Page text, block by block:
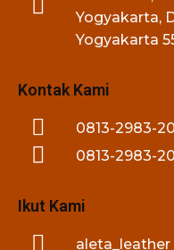
Yogyakarta,
Yogyakarta
Kontak Kami
0813-2983-
0813-2983-
Ikut Kami
aleta_leather